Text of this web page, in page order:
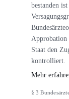
bestanden
Approbation
Staat den
kontrolliert.
Mehr
§ 3